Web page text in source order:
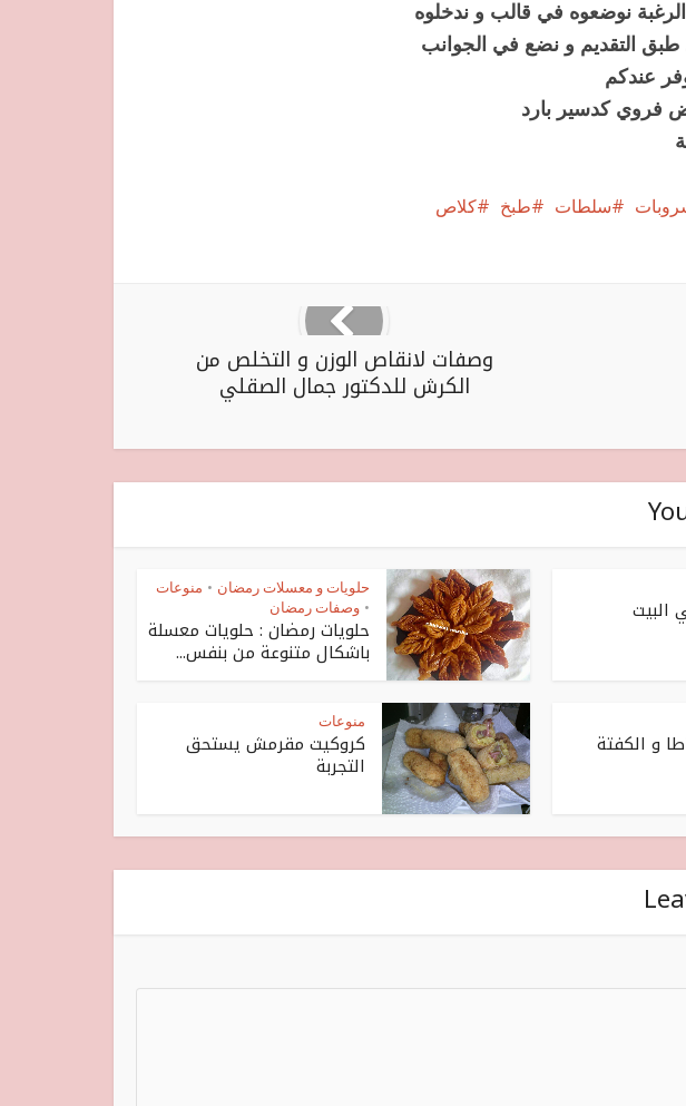
الرغبة نوضعوه في قالب و ندخلوه
طبق التقديم و نضع في الجوانب
عندكم
فروي كدسير بارد
سلطات طبخ
كلاص
وصفات لانقاص الوزن و التخلص من
الكرش للدكتور جمال الصقلي
حلويات و معسلات رمضان • منوعات
• وصفات رمضان
حلويات رمضان : حلويات معسلة
باشكال متنوعة من بنفس...
و الكفتة
منوعات
كروكيت مقرمش يستحق
التجربة